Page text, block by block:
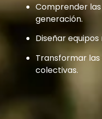
Comprender
generación.
Diseñar
Transformar
colectivas.